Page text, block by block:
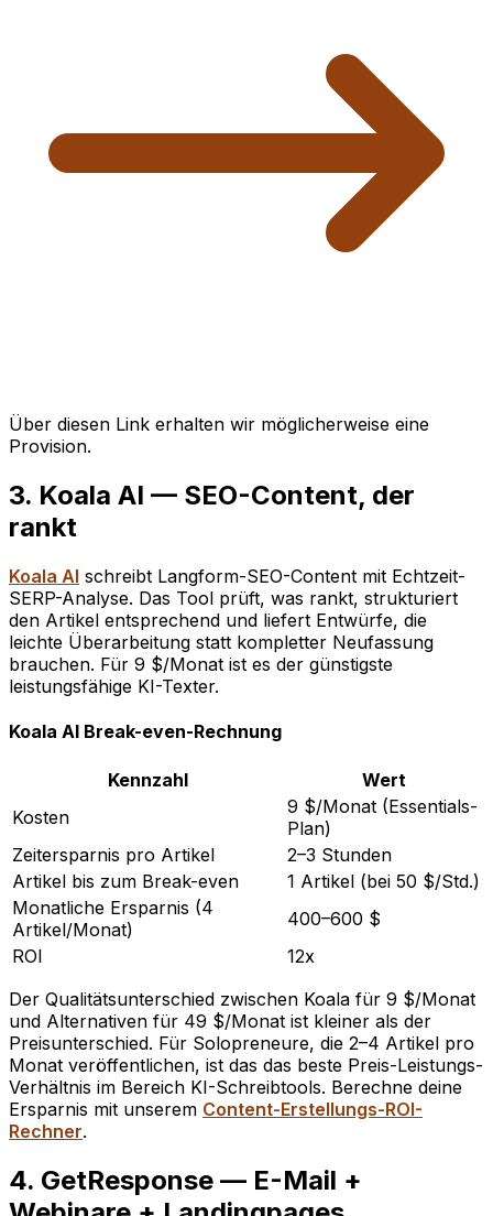
Über diesen Link erhalten wir möglicherweise eine
Provision.
3. Koala AI — SEO-Content, der
rankt
Koala AI schreibt Langform-SEO-Content mit Echtzeit-
SERP-Analyse. Das Tool prüft, was rankt, strukturiert
den Artikel entsprechend und liefert Entwürfe, die
leichte Überarbeitung statt kompletter Neufassung
brauchen. Für 9 $/Monat ist es der günstigste
leistungsfähige KI-Texter.
Koala AI Break-even-Rechnung
Kennzahl
Wert
Kosten
9 $/Monat (Essentials-
Plan)
Zeitersparnis pro Artikel
2–3 Stunden
Artikel bis zum Break-even
1 Artikel (bei 50 $/Std.)
Monatliche Ersparnis (4
Artikel/Monat)
400–600 $
ROI
12x
Der Qualitätsunterschied zwischen Koala für 9 $/Monat
und Alternativen für 49 $/Monat ist kleiner als der
Preisunterschied. Für Solopreneure, die 2–4 Artikel pro
Monat veröffentlichen, ist das das beste Preis-Leistungs-
Verhältnis im Bereich KI-Schreibtools. Berechne deine
Ersparnis mit unserem Content-Erstellungs-ROI-
Rechner.
4. GetResponse — E-Mail +